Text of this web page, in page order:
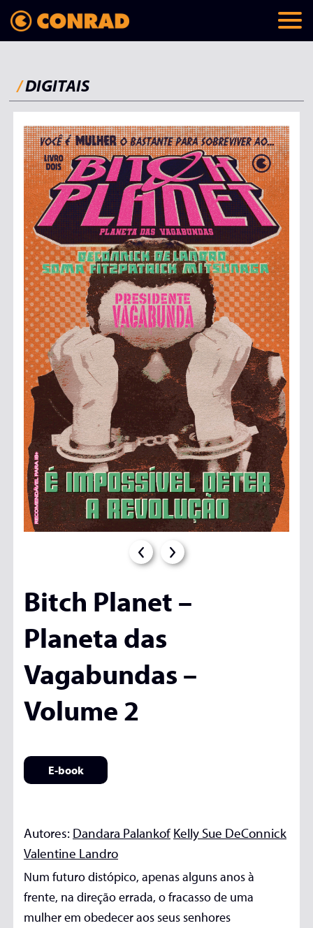
/DIGITAIS
Bitch Planet –
Planeta das
Vagabundas –
Volume 2
E-book
Autores: Dandara Palankof Kelly Sue DeConnick
Valentine Landro
Num futuro distópico, apenas alguns anos à
frente, na direção errada, o fracasso de uma
mulher em obedecer aos seus senhores